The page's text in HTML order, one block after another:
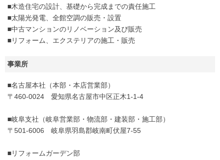
■木造住宅の設計、基礎から完成までの責任施工
■太陽光発電、全館空調の販売・設置
■中古マンションのリノベーション及び販売
■リフォーム、エクステリアの施工・販売
事業所
■名古屋本社（本部・本店営業部）
〒460-0024 愛知県名古屋市中区正木1-1-4
■岐阜支社（岐阜営業部・物流部・建装部・施工部）
〒501-6006 岐阜県羽島郡岐南町伏屋7-55
■リフォームガーデン部